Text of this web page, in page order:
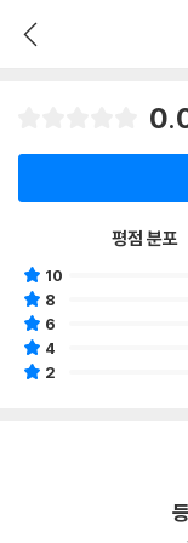
평점 분포
10
8
6
4
2